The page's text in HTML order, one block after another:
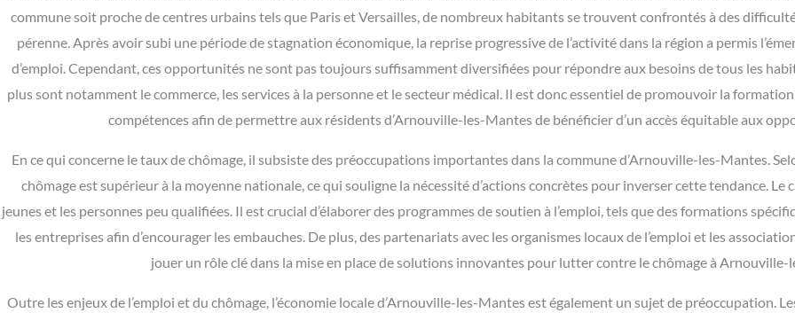
commune soit proche de centres urbains tels que Paris et Versailles, de nombreux habitants se trouvent confrontés à des
pérenne. Après avoir subi une période de stagnation économique, la reprise progressive de l’activité dans la région a permis
d’emploi. Cependant, ces opportunités ne sont pas toujours suffisamment diversifiées pour répondre aux besoins de tous les
plus sont notamment le commerce, les services à la personne et le secteur médical. Il est donc essentiel de promouvoir la
compétences afin de permettre aux résidents d’Arnouville-les-Mantes de bénéficier d’un accès équitable aux
En ce qui concerne le taux de chômage, il subsiste des préoccupations importantes dans la commune d’Arnouville-les-Mantes.
chômage est supérieur à la moyenne nationale, ce qui souligne la nécessité d’actions concrètes pour inverser cette tendance. Le
jeunes et les personnes peu qualifiées. Il est crucial d’élaborer des programmes de soutien à l’emploi, tels que des formations
les entreprises afin d’encourager les embauches. De plus, des partenariats avec les organismes locaux de l’emploi et les
jouer un rôle clé dans la mise en place de solutions innovantes pour lutter contre le chômage à Arnouville-
Outre les enjeux de l’emploi et du chômage, l’économie locale d’Arnouville-les-Mantes est également un sujet de préoccupation.